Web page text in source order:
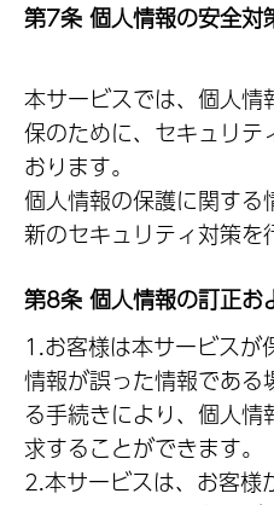
第7条 個人情報の安全対
本サービスでは、個人情
保のために、セキュリテ
おります。
個人情報の保護に関す
新のセキュリティ対策を
第8条 個人情報の訂正お
1.お客様は本サービスが
情報が誤った情報である
る手続きにより、個人
求することができます。
2.本サービスは、お客様